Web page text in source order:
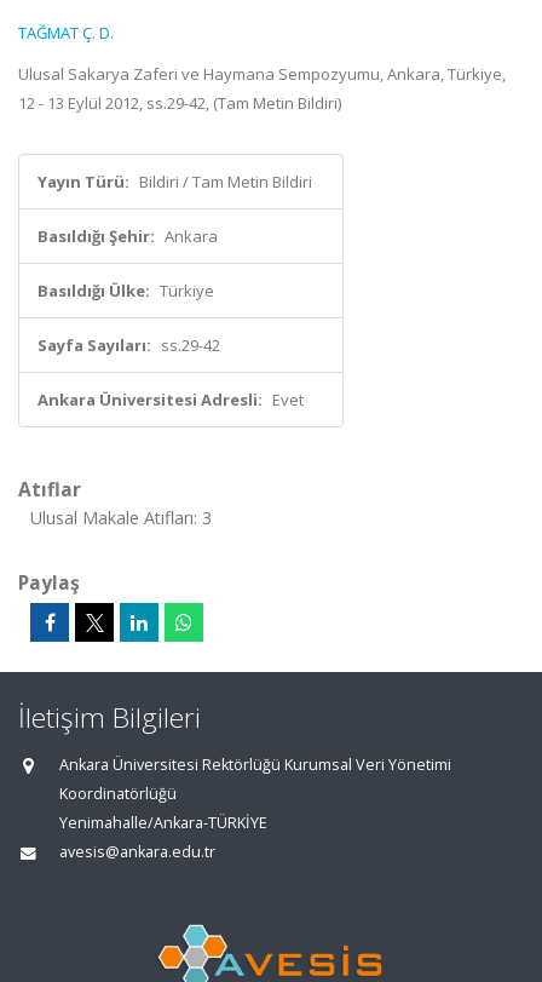
TAĞMAT Ç. D.
Ulusal Sakarya Zaferi ve Haymana Sempozyumu, Ankara, Türkiye,
12 - 13 Eylül 2012, ss.29-42, (Tam Metin Bildiri)
Yayın Türü: Bildiri / Tam Metin Bildiri
Basıldığı Şehir: Ankara
Basıldığı Ülke: Türkiye
Sayfa Sayıları: ss.29-42
Ankara Üniversitesi Adresli: Evet
Atıflar
Ulusal Makale Atıfları: 3
Paylaş
İletişim Bilgileri
Ankara Üniversitesi Rektörlüğü Kurumsal Veri Yönetimi
Koordinatörlüğü
Yenimahalle/Ankara-TÜRKİYE
avesis@ankara.edu.tr